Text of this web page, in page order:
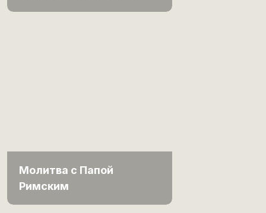
Молитва с Папой
Римским